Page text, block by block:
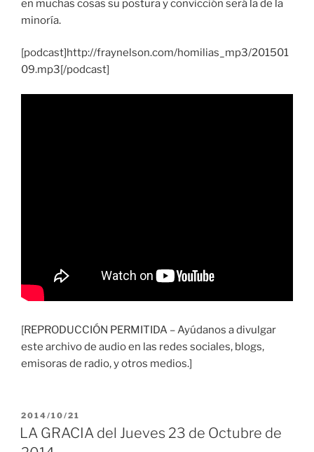
en muchas cosas su postura y convicción será la de la
minoría.
[podcast]http://fraynelson.com/homilias_mp3/201501
09.mp3[/podcast]
[REPRODUCCIÓN PERMITIDA – Ayúdanos a divulgar
este archivo de audio en las redes sociales, blogs,
emisoras de radio, y otros medios.]
PUBLICADO
EL
2014/10/21
LA GRACIA del Jueves 23 de Octubre de